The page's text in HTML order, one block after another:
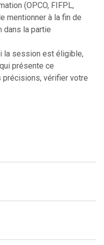
(OPCO, FIFPL,
mentionner à la fin de
dans la partie
la session est éligible,
présente ce
vérifier votre